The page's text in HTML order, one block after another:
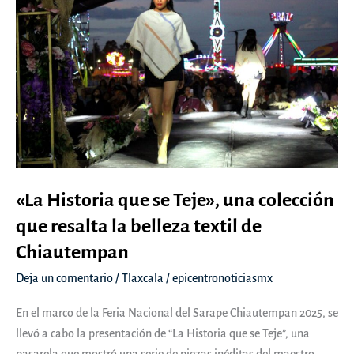
«La Historia que se Teje», una colección
que resalta la belleza textil de
Chiautempan
Deja un comentario/Tlaxcala /epicentronoticiasmx
En el marco de la Feria Nacional del Sarape Chiautempan 2025, se
llevó a cabo la presentación de “La Historia que se Teje”, una